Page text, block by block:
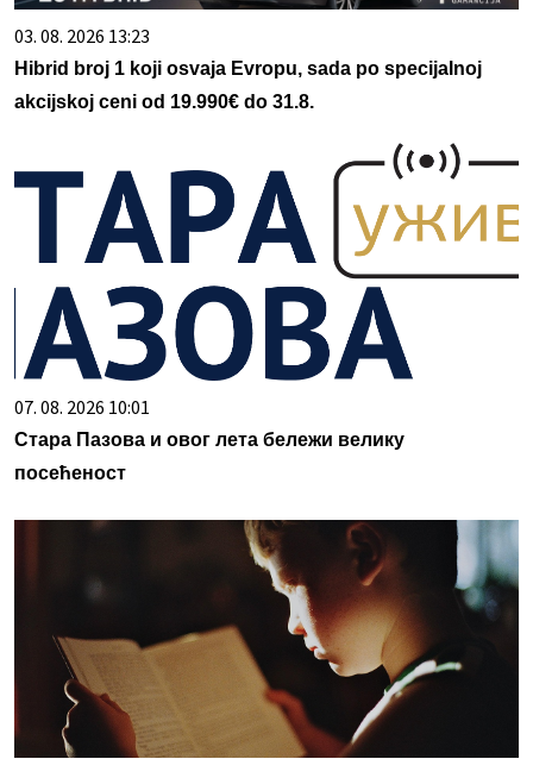
03. 08. 2026 13:23
Hibrid broj 1 koji osvaja Evropu, sada po specijalnoj
akcijskoj ceni od 19.990€ do 31.8.
07. 08. 2026 10:01
Стара Пазова и овог лета бележи велику
посећеност